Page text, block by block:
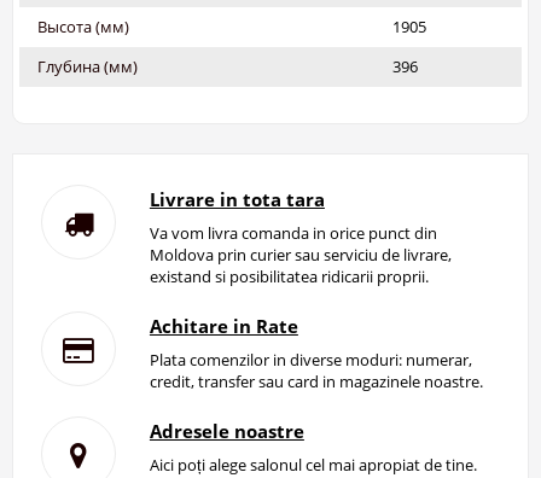
Высота (мм)
1905
Глубина (мм)
396
Livrare in tota tara
Va vom livra comanda in orice punct din
Moldova prin curier sau serviciu de livrare,
existand si posibilitatea ridicarii proprii.
Achitare in Rate
Plata comenzilor in diverse moduri: numerar,
credit, transfer sau card in magazinele noastre.
Adresele noastre
Aici poți alege salonul cel mai apropiat de tine.